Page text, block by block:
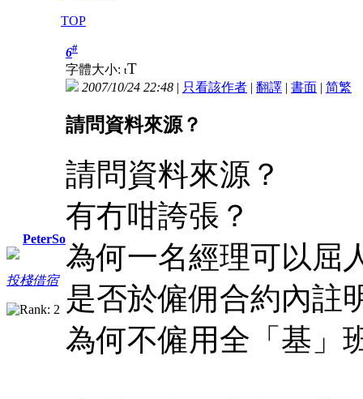
TOP
PeterSo
投棧借宿
6#
字體大小: tT
2007/10/24 22:48 | 只看該作者 | 翻譯 | 書面 | 简繁
請問資料來源？
請問資料來源？
有冇咁誇張？
為何一名經理可以屈
是否於僱佣合約內註
為何不僱用全「基」